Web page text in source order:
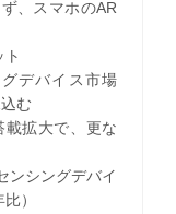
、スマホのAR
デバイス市場
む
拡大で、更な
ンシングデバイ
）